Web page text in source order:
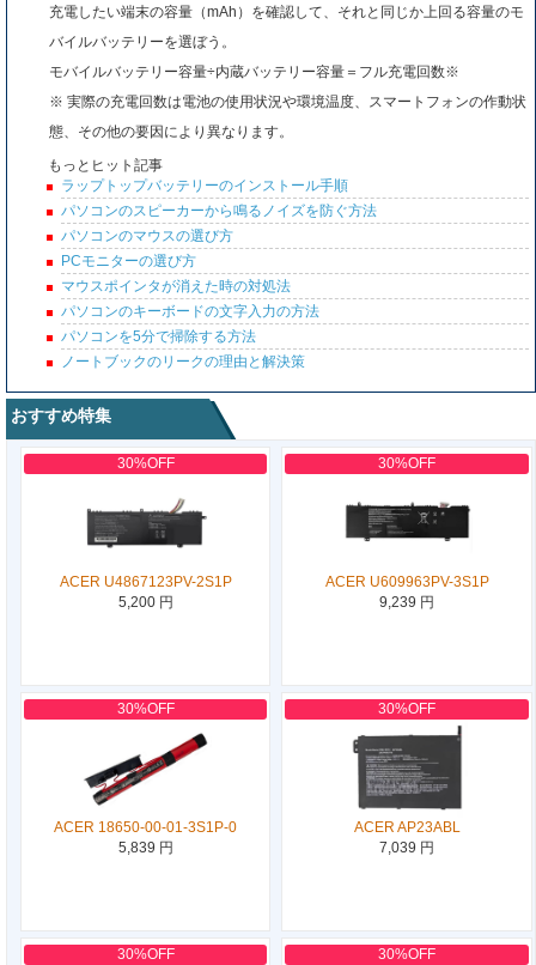
充電したい端末の容量（mAh）を確認して、それと同じか上回る容量のモ
バイルバッテリーを選ぼう。
モバイルバッテリー容量÷内蔵バッテリー容量＝フル充電回数※
※ 実際の充電回数は電池の使用状況や環境温度、スマートフォンの作動状
態、その他の要因により異なります。
もっとヒット記事
ラップトップバッテリーのインストール手順
パソコンのスピーカーから鳴るノイズを防ぐ方法
パソコンのマウスの選び方
PCモニターの選び方
マウスポインタが消えた時の対処法
パソコンのキーボードの文字入力の方法
パソコンを5分で掃除する方法
ノートブックのリークの理由と解決策
おすすめ特集
30%OFF
ACER U4867123PV-2S1P
5,200 円
30%OFF
ACER U609963PV-3S1P
9,239 円
30%OFF
ACER 18650-00-01-3S1P-0
5,839 円
30%OFF
ACER AP23ABL
7,039 円
30%OFF 30%OFF